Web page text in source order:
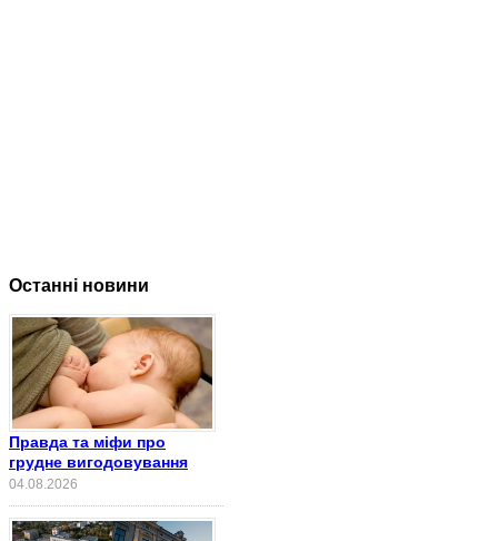
Останні новини
Правда та міфи про
грудне вигодовування
04.08.2026